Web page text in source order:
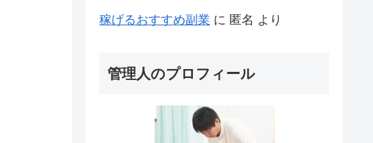
稼げるおすすめ副業 に 匿名 より
管理人のプロフィール